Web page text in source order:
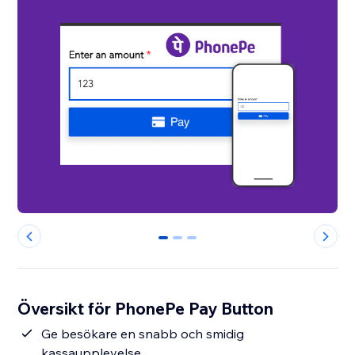
0 1 2
Översikt för PhonePe Pay Button
Ge besökare en snabb och smidig